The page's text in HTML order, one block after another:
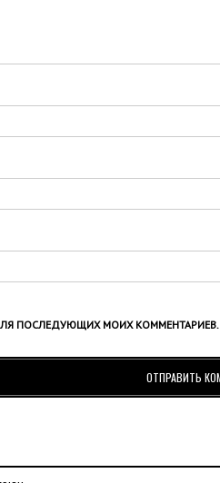
ДЛЯ ПОСЛЕДУЮЩИХ МОИХ КОММЕНТАРИЕВ.